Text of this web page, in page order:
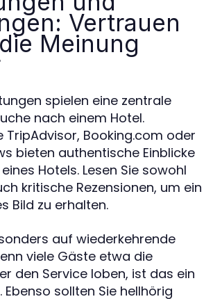
Vertrauen
Meinung
spielen eine zentrale
nach einem Hotel.
TripAdvisor, Booking.com oder
bieten authentische Einblicke
Hotels. Lesen Sie sowohl
kritische Rezensionen, um ein
Bild zu erhalten.
auf wiederkehrende
viele Gäste etwa die
den Service loben, ist das ein
Ebenso sollten Sie hellhörig